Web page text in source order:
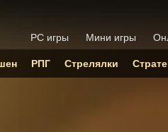
PC игры Мини игры
РПГ Стрелялки